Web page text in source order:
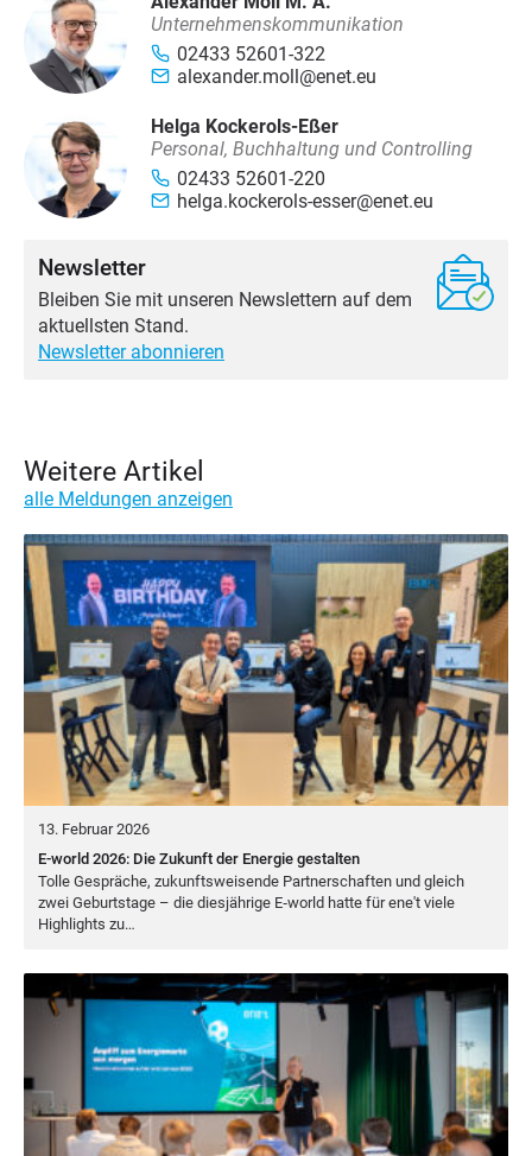
Unternehmenskommunikation
02433 52601-322
alexander.moll@enet.eu
Helga Kockerols-Eßer
Personal, Buchhaltung und Controlling
02433 52601-220
helga.kockerols-esser@enet.eu
Newsletter
Bleiben Sie mit unseren Newslettern auf dem
aktuellsten Stand.
Newsletter abonnieren
Weitere Artikel
alle Meldungen anzeigen
13. Februar 2026
E-world 2026: Die Zukunft der Energie gestalten
Tol­le Gesprä­che, zukunfts­wei­sen­de Part­ner­schaf­ten und gleich
zwei Geburts­ta­ge – die dies­jäh­ri­ge E‑world hat­te für ene't vie­le
High­lights zu…